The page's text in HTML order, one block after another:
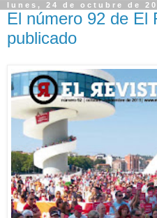
lunes, 24 de octubre de
El número 92 de El
publicado